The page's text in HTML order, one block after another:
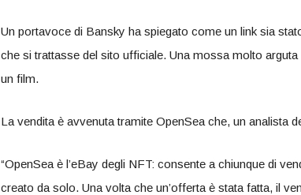
Un portavoce di Bansky ha spiegato come un link sia
che si trattasse del sito ufficiale. Una mossa molto
un film.
La vendita è avvenuta tramite OpenSea che, un analista
“OpenSea è l’eBay degli NFT: consente a chiunque di
creato da solo. Una volta che un’offerta è stata fatta, il